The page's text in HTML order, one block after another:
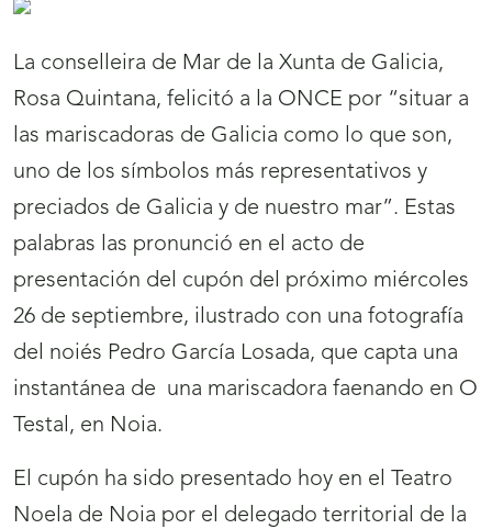
La conselleira de Mar de la Xunta de Galicia,
Rosa Quintana, felicitó a la ONCE por “situar a
las mariscadoras de Galicia como lo que son,
uno de los símbolos más representativos y
preciados de Galicia y de nuestro mar”. Estas
palabras las pronunció en el acto de
presentación del cupón del próximo miércoles
26 de septiembre, ilustrado con una fotografía
del noiés Pedro García Losada, que capta una
instantánea de una mariscadora faenando en O
Testal, en Noia.
El cupón ha sido presentado hoy en el Teatro
Noela de Noia por el delegado territorial de la